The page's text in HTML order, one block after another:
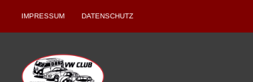
IMPRESSUM DATENSCHUTZ